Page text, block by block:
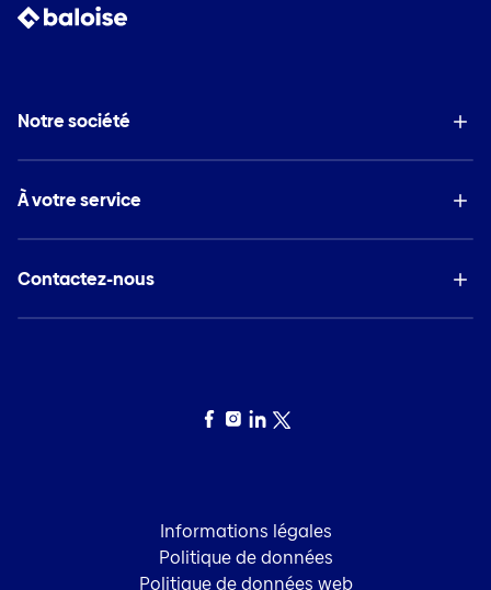
Notre société
À votre service
Contactez-nous
Facebook
Instagram
LinkedIn
Twitter
Informations légales
Politique de données
Politique de données web